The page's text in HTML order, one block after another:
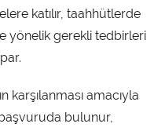
katılır, taahhütlerde
yönelik gerekli tedbirleri
karşılanması amacıyla
bulunur,